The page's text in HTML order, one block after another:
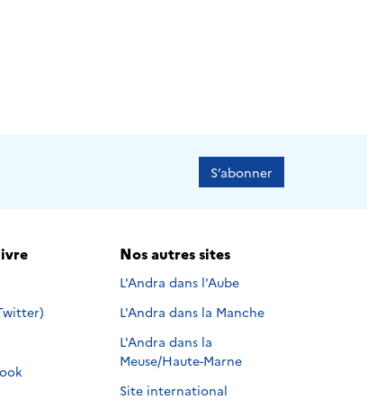
S’abonner
sur
sur
sur
sur
Nos autres sites
L'Andra dans l'Aube
L'Andra dans la Manche
L'Andra dans la
Meuse/Haute-Marne
Site international